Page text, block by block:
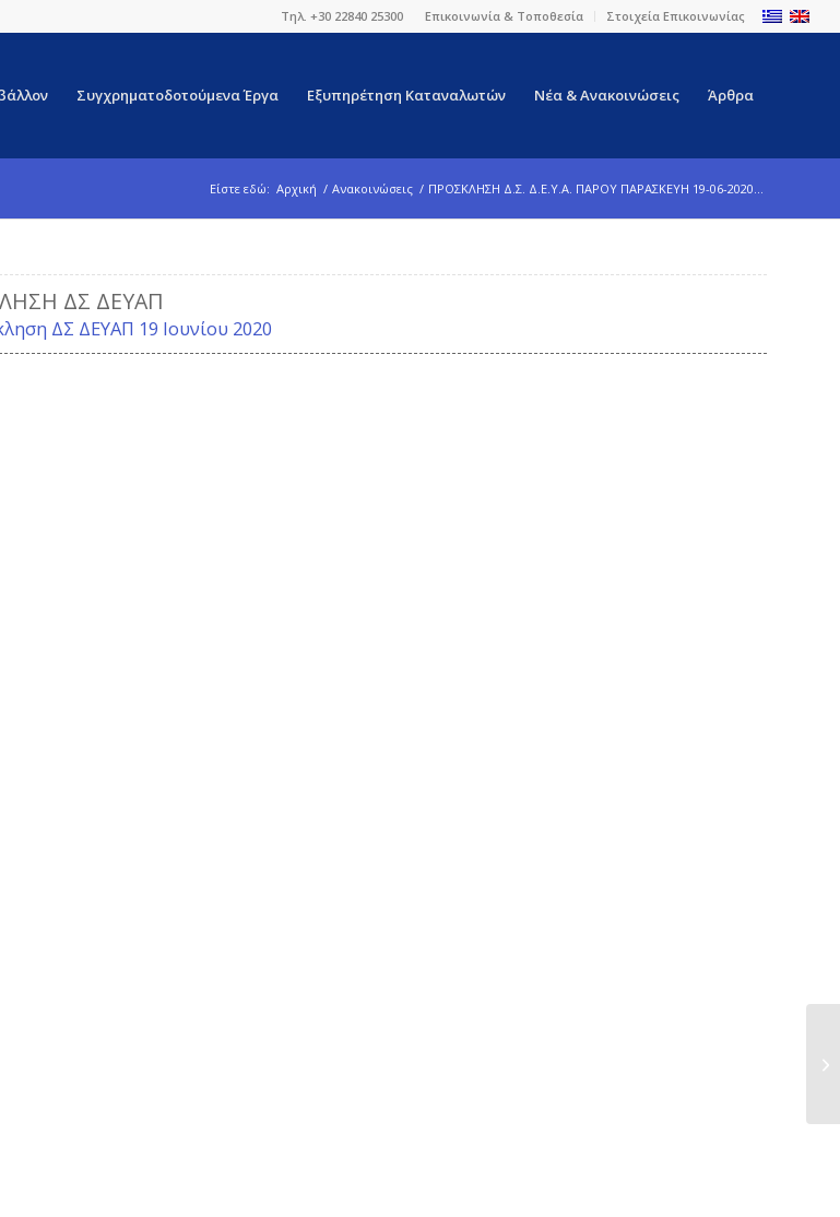
Επικοινωνία & Τοποθεσία Στοιχεία Επικοινωνίας
Τηλ. +30 22840 25300
Συγχρηματοδοτούμενα Έργα Εξυπηρέτηση Καταναλωτών Νέα & Ανακοινώσεις Άρθρα
Είστε εδώ: Αρχική / Ανακοινώσεις / ΠΡΟΣΚΛΗΣΗ Δ.Σ. Δ.Ε.Υ.Α. ΠΑΡΟΥ ΠΑΡΑΣΚΕΥΗ 19-06-2020...
ΔΣ ΔΕΥΑΠ
ΔΣ ΔΕΥΑΠ 19 Ιουνίου 2020